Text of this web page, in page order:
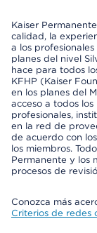
Kaiser
calidad, la
a los
planes del nivel
hace para todos
KFHP (Kaiser
en los planes del
acceso a todos
profesionales,
en la red de
de acuerdo con
los miembros.
Permanente y los
procesos de
Conozca más
Criterios de redes